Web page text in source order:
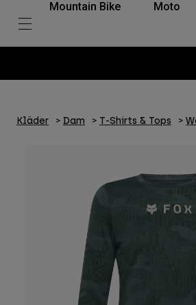
Mountain Bike Moto
Kläder Dam T-Shirts & Tops